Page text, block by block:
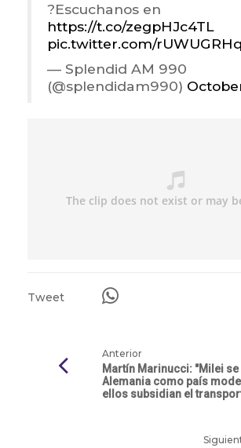
?Escuchanos en
https://t.co/zegpHJc4TL
pic.twitter.com/
— Splendid AM 990
(@splendidam990)
Tweet
Anterior
Martín Marinucci: "Milei se
Alemania como país
ellos subsidian el